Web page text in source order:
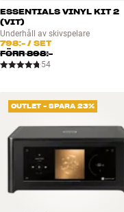
ESSENTIALS VINYL KIT 2
(VIT)
Underhåll av skivspelare
798:- / SET
FÖRR898:-
54
OUTLET - SPARA 23%